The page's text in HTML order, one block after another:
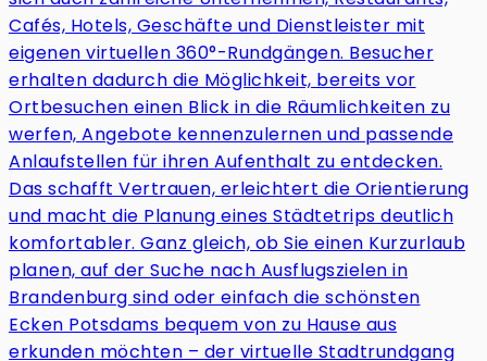
Cafés, Hotels, Geschäfte und Dienstleister mit
eigenen virtuellen 360°-Rundgängen. Besucher
erhalten dadurch die Möglichkeit, bereits vor
Ortbesuchen einen Blick in die Räumlichkeiten zu
werfen, Angebote kennenzulernen und passende
Anlaufstellen für ihren Aufenthalt zu entdecken.
Das schafft Vertrauen, erleichtert die Orientierung
und macht die Planung eines Städtetrips deutlich
komfortabler. Ganz gleich, ob Sie einen Kurzurlaub
planen, auf der Suche nach Ausflugszielen in
Brandenburg sind oder einfach die schönsten
Ecken Potsdams bequem von zu Hause aus
erkunden möchten – der virtuelle Stadtrundgang